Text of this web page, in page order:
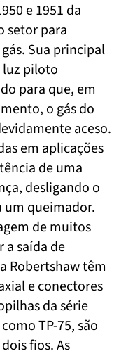
e 1951 da
setor para
Sua principal
luz piloto
para que, em
o gás do
aceso.
em aplicações
de uma
desligando o
um queimador.
de muitos
saída de
Robertshaw têm
e conectores
da série
TP-75, são
fios. As